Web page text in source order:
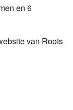
en 6
van Roots